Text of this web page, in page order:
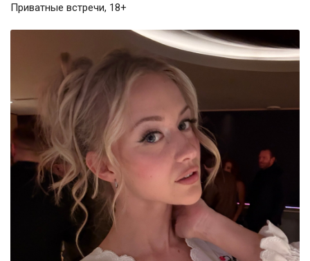
Приватные встречи, 18+